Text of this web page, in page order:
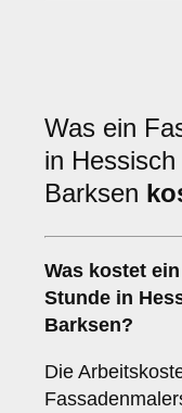
Was ein
in
Barksen
Was kostet
Stunde in
Barksen?
Die